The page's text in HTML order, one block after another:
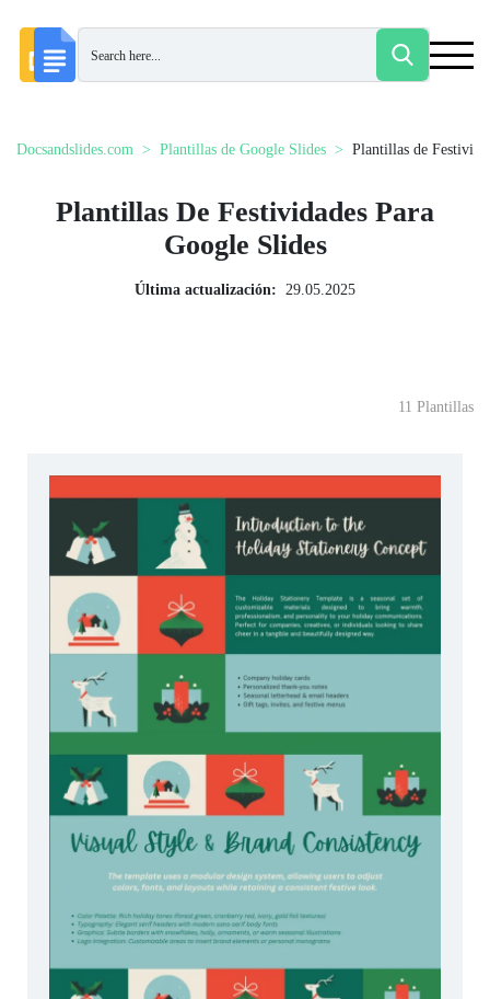
Docsandslides.com Plantillas de Google Slides Plantillas de
Plantillas De Festividades Para
Google Slides
Última actualización: 29.05.2025
11 Plantillas